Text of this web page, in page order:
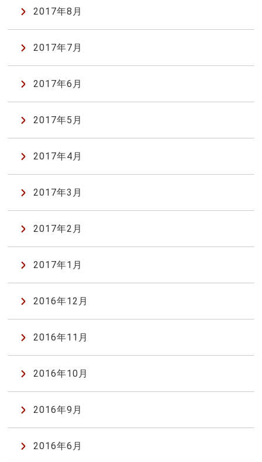
2017年8月
2017年7月
2017年6月
2017年5月
2017年4月
2017年3月
2017年2月
2017年1月
2016年12月
2016年11月
2016年10月
2016年9月
2016年6月